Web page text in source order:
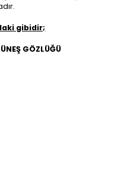
gibidir;
GÖZLÜĞÜ